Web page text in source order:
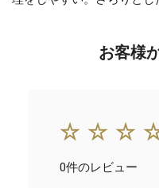
お客様
0件のレビュー